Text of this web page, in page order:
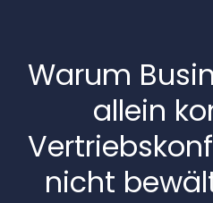
Warum
allein
nicht